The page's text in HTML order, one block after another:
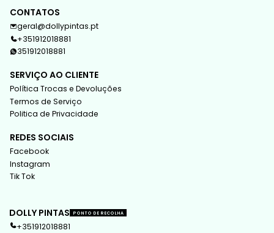
CONTATOS
geral@dollypintas.pt
+351912018881
351912018881
SERVIÇO AO CLIENTE
Política Trocas e Devoluções
Termos de Serviço
Politica de Privacidade
REDES SOCIAIS
Facebook
Instagram
Tik Tok
DOLLY PINTAS PONTO DE RECOLHA
+351912018881